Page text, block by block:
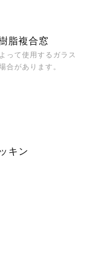
脂複合窓
って使用するガラス
合があります。
キン